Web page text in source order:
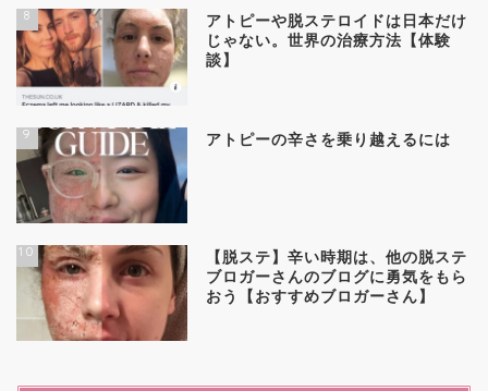
8
アトピーや脱ステロイドは日本だけ
じゃない。世界の治療方法【体験
談】
9 アトピーの辛さを乗り越えるには
10
【脱ステ】辛い時期は、他の脱ステ
ブロガーさんのブログに勇気をもら
おう【おすすめブロガーさん】